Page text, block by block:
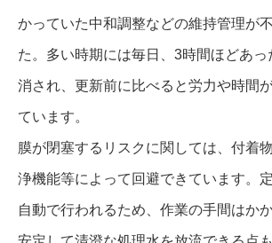
かっていた中和調整などの維持管理が
た。多い時期には毎日、3時間ほどあ
消され、更新前に比べると労力や時間
ています。
膜が閉塞するリスクに関しては、付着
浄機能等によって回避できています。
自動で行われるため、作業の手間はか